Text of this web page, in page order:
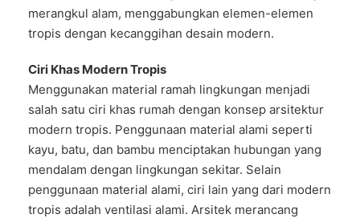
merangkul alam, menggabungkan elemen-elemen
tropis dengan kecanggihan desain modern.
Ciri Khas Modern Tropis
Menggunakan material ramah lingkungan menjadi
salah satu ciri khas rumah dengan konsep arsitektur
modern tropis. Penggunaan material alami seperti
kayu, batu, dan bambu menciptakan hubungan yang
mendalam dengan lingkungan sekitar. Selain
penggunaan material alami, ciri lain yang dari modern
tropis adalah ventilasi alami. Arsitek merancang